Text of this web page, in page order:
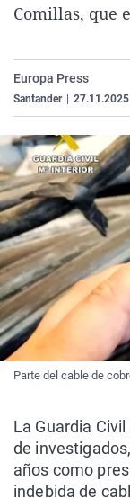
Comillas, que
Europa Press
Santander
Parte del cable de
La Guardia
de
años como
indebida de